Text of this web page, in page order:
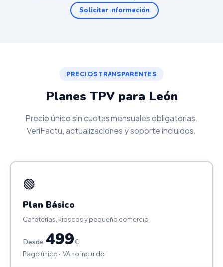
Solicitar información
PRECIOS TRANSPARENTES
Planes TPV para León
Precio único sin cuotas mensuales obligatorias.
VeriFactu, actualizaciones y soporte incluidos.
🟢
Plan Básico
Cafeterías, kioscos y pequeño comercio
Desde 499€
Pago único · IVA no incluido